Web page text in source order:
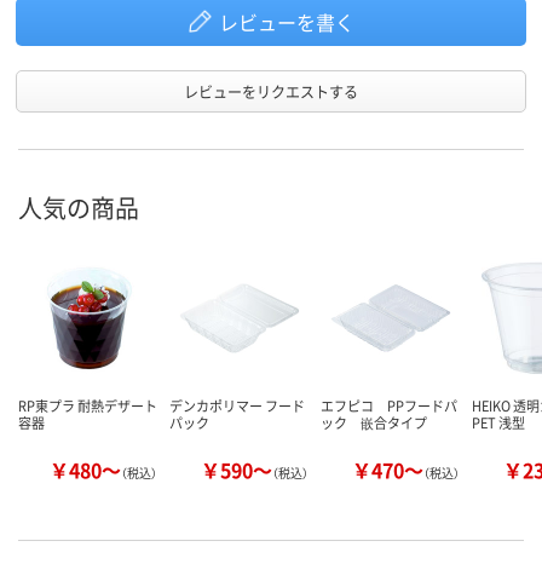
レビューを書く
レビューをリクエストする
人気の商品
RP東プラ 耐熱デザート
容器
￥480～（税込）
デンカポリマー フード
パック
￥590～（税込）
エフピコ PPフードパ
ック 嵌合タイプ
￥470～（税込）
HEIKO 透
PET 浅型
￥